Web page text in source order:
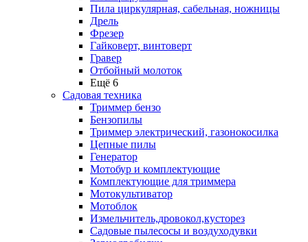
Пила циркулярная, сабельная, ножницы
Дрель
Фрезер
Гайковерт, винтоверт
Гравер
Отбойный молоток
Ещё 6
Садовая техника
Триммер бензо
Бензопилы
Триммер электрический, газонокосилка
Цепные пилы
Генератор
Мотобур и комплектующие
Комплектующие для триммера
Мотокультиватор
Мотоблок
Измельчитель,дровокол,кусторез
Садовые пылесосы и воздуходувки